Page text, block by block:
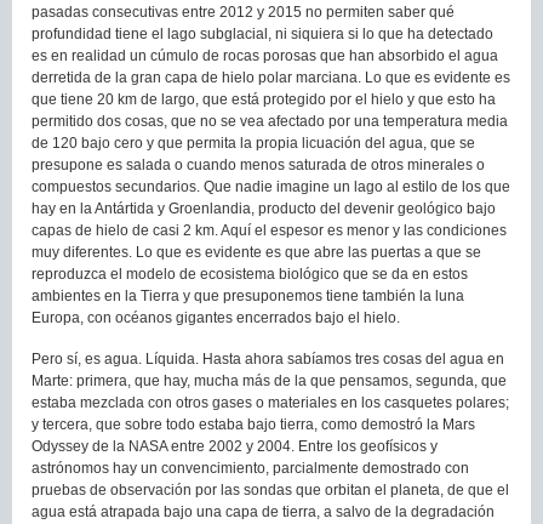
pasadas consecutivas entre 2012 y 2015 no permiten saber qué
profundidad tiene el lago subglacial, ni siquiera si lo que ha detectado
es en realidad un cúmulo de rocas porosas que han absorbido el agua
derretida de la gran capa de hielo polar marciana. Lo que es evidente es
que tiene 20 km de largo, que está protegido por el hielo y que esto ha
permitido dos cosas, que no se vea afectado por una temperatura media
de 120 bajo cero y que permita la propia licuación del agua, que se
presupone es salada o cuando menos saturada de otros minerales o
compuestos secundarios. Que nadie imagine un lago al estilo de los que
hay en la Antártida y Groenlandia, producto del devenir geológico bajo
capas de hielo de casi 2 km. Aquí el espesor es menor y las condiciones
muy diferentes. Lo que es evidente es que abre las puertas a que se
reproduzca el modelo de ecosistema biológico que se da en estos
ambientes en la Tierra y que presuponemos tiene también la luna
Europa, con océanos gigantes encerrados bajo el hielo.
Pero sí, es agua. Líquida. Hasta ahora sabíamos tres cosas del agua en
Marte: primera, que hay, mucha más de la que pensamos, segunda, que
estaba mezclada con otros gases o materiales en los casquetes polares;
y tercera, que sobre todo estaba bajo tierra, como demostró la Mars
Odyssey de la NASA entre 2002 y 2004. Entre los geofísicos y
astrónomos hay un convencimiento, parcialmente demostrado con
pruebas de observación por las sondas que orbitan el planeta, de que el
agua está atrapada bajo una capa de tierra, a salvo de la degradación